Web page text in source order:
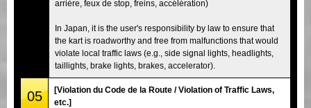
arrière, feux de stop, freins, accélération)
In Japan, it is the user's responsibility by law to ensure that
the kart is roadworthy and free from malfunctions that would
violate local traffic laws (e.g., side signal lights, headlights,
taillights, brake lights, brakes, accelerator).
05
[Violation du Code de la Route / Violation of Traffic Laws,
etc.]